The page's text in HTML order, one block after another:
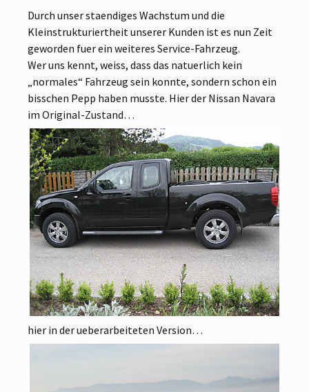
Durch unser staendiges Wachstum und die
Kleinstrukturiertheit unserer Kunden ist es nun Zeit
geworden fuer ein weiteres Service-Fahrzeug.
Wer uns kennt, weiss, dass das natuerlich kein
„normales“ Fahrzeug sein konnte, sondern schon ein
bisschen Pepp haben musste. Hier der Nissan Navara
im Original-Zustand…
hier in der ueberarbeiteten Version…